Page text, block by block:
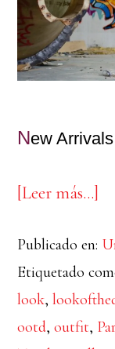
New
[Leer más…]
Publicado en:
Etiquetado
look,
ootd,outfit,